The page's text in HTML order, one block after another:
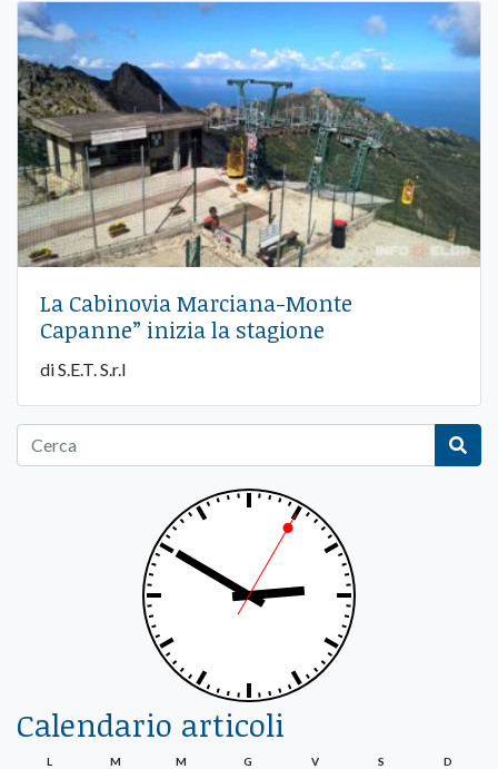
La Cabinovia Marciana-Monte
Capanne” inizia la stagione
di S.E.T. S.r.l
Calendario articoli
L M M G V S D